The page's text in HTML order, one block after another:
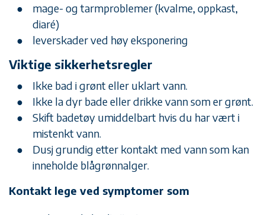
mage- og tarmproblemer (kvalme, oppkast,
diaré)
leverskader ved høy eksponering
Viktige sikkerhetsregler
Ikke bad i grønt eller uklart vann.
Ikke la dyr bade eller drikke vann som er grønt.
Skift badetøy umiddelbart hvis du har vært i
mistenkt vann.
Dusj grundig etter kontakt med vann som kan
inneholde blågrønnalger.
Kontakt lege ved symptomer som